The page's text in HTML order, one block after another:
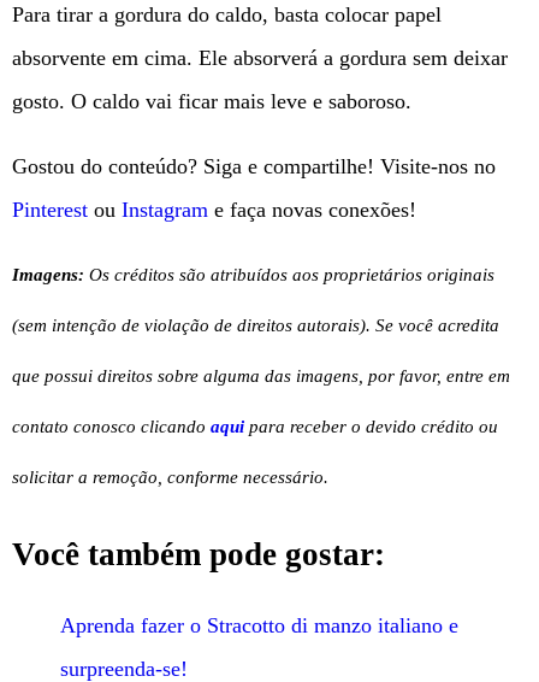
Para tirar a gordura do caldo, basta colocar papel
absorvente em cima. Ele absorverá a gordura sem deixar
gosto. O caldo vai ficar mais leve e saboroso.
Gostou do conteúdo? Siga e compartilhe! Visite-nos no
Pinterest ou Instagram e faça novas conexões!
Imagens: Os créditos são atribuídos aos proprietários originais
(sem intenção de violação de direitos autorais). Se você acredita
que possui direitos sobre alguma das imagens, por favor, entre em
contato conosco clicando aqui para receber o devido crédito ou
solicitar a remoção, conforme necessário.
Você também pode gostar:
Aprenda fazer o Stracotto di manzo italiano e
surpreenda-se!